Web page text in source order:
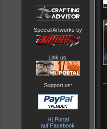
Special Artworks by
Link us:
Support us:
HLPortal
auf Facebook